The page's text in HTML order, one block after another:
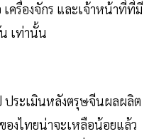
เครื่องจักร และเจ้าหน้าที่ที่มี
เท่านั้น
ประเมินหลังตรุษจีนผลผลิต
องไทยน่าจะเหลือน้อยแล้ว